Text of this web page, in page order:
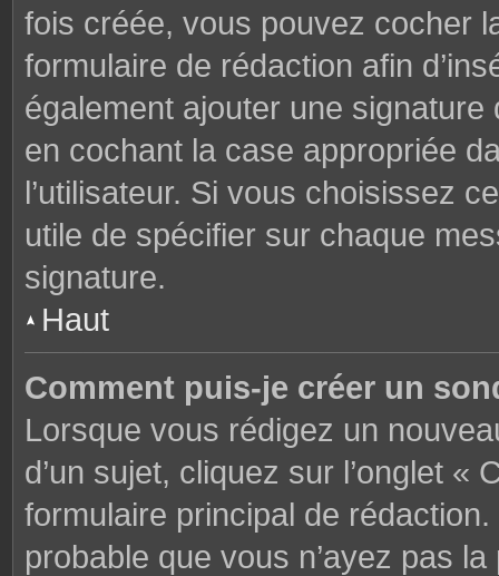
fois créée, vous pouvez cocher
formulaire de rédaction afin
également ajouter une
en cochant la case appropriée
l’utilisateur. Si vous choisissez
utile de spécifier sur chaque
signature.
Haut
Comment puis-je créer un
Lorsque vous rédigez un
d’un sujet, cliquez sur l’onglet
formulaire principal de
probable que vous n’ayez pas